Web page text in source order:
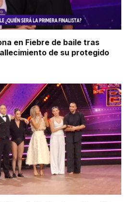
en Fiebre de baile tras
de su protegido